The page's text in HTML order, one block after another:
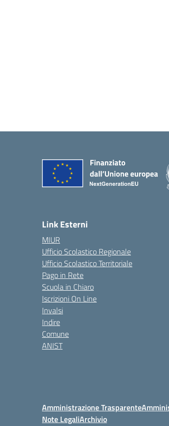
Link Esterni
MIUR
Ufficio Scolastico Regionale
Ufficio Scolastico Territoriale
Pago in Rete
Scuola in Chiaro
Iscrizioni On Line
Invalsi
Indire
Comune
ANIST
Amministrazione Trasparente
Note LegaliArchivio